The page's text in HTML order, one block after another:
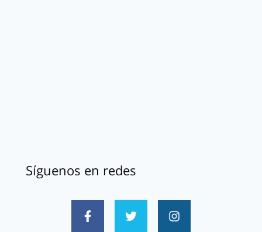
Síguenos en redes